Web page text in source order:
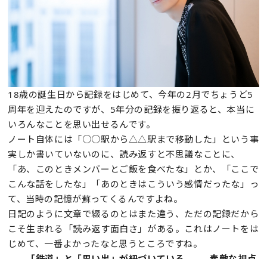
18歳の誕生日から記録をはじめて、今年の2月でちょうど5
周年を迎えたのですが、5年分の記録を振り返ると、本当に
いろんなことを思い出せるんです。
ノート自体には「○○駅から△△駅まで移動した」という事
実しか書いていないのに、読み返すと不思議なことに、
「あ、このときメンバーとご飯を食べたな」とか、「ここで
こんな話をしたな」「あのときはこういう感情だったな」っ
て、当時の記憶が蘇ってくるんですよね。
日記のように文章で綴るのとはまた違う、ただの記録だから
こそ生まれる「読み返す面白さ」がある。これはノートをは
じめて、一番よかったなと思うところですね。